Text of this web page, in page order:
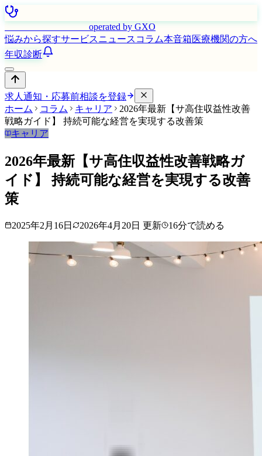
operated by GXO
悩みから探すサービスニュース コラム本音箱医療機関の方へ
年収診断
求人通知・応募前相談を登録
ホーム
コラム キャリア
2026年最新【サ高住収益性改善
戦略ガイド】 持続可能な経営を実現する改善策
キャリア
2026年最新【サ高住収益性改善戦略ガ
イド】 持続可能な経営を実現する改善
策
2025年2月16日 2026年4月20日 更新 16分で読める